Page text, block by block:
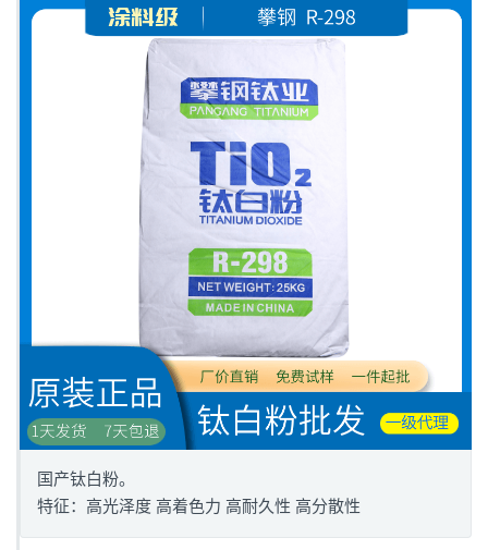
国产钛白粉。
特征：高光泽度 高着色力 高耐久性 高分散性